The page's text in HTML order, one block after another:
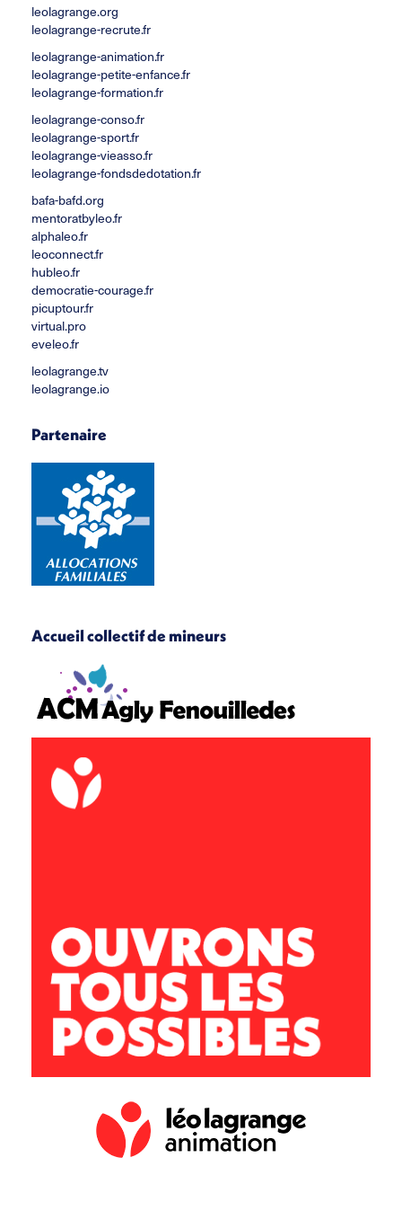
leolagrange.org
leolagrange-recrute.fr
leolagrange-animation.fr
leolagrange-petite-enfance.fr
leolagrange-formation.fr
leolagrange-conso.fr
leolagrange-sport.fr
leolagrange-vieasso.fr
leolagrange-fondsdedotation.fr
bafa-bafd.org
mentoratbyleo.fr
alphaleo.fr
leoconnect.fr
hubleo.fr
democratie-courage.fr
picuptour.fr
virtual.pro
eveleo.fr
leolagrange.tv
leolagrange.io
Partenaire
Accueil collectif de mineurs
École de Latour-de-France
Place Roger Pech
66 720 Latour-de-France
Secrétariat (ouvert de 14h à 18h)
04 68 35 00 35